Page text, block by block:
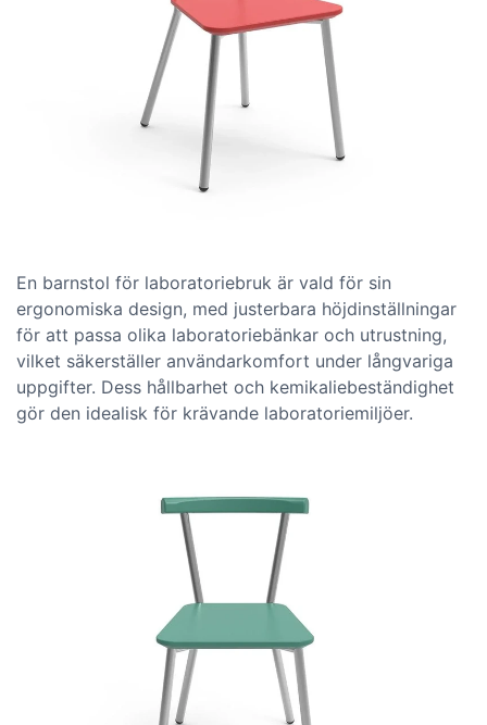
En barnstol för laboratoriebruk är vald för sin
ergonomiska design, med justerbara höjdinställningar
för att passa olika laboratoriebänkar och utrustning,
vilket säkerställer användarkomfort under långvariga
uppgifter. Dess hållbarhet och kemikaliebeständighet
gör den idealisk för krävande laboratoriemiljöer.